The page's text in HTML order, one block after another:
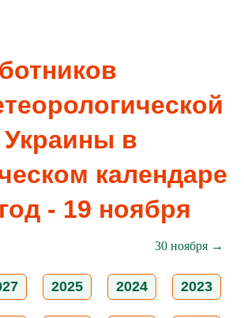
в
календаре
- 19 ноября
30 ноября →
2025 2024 2023